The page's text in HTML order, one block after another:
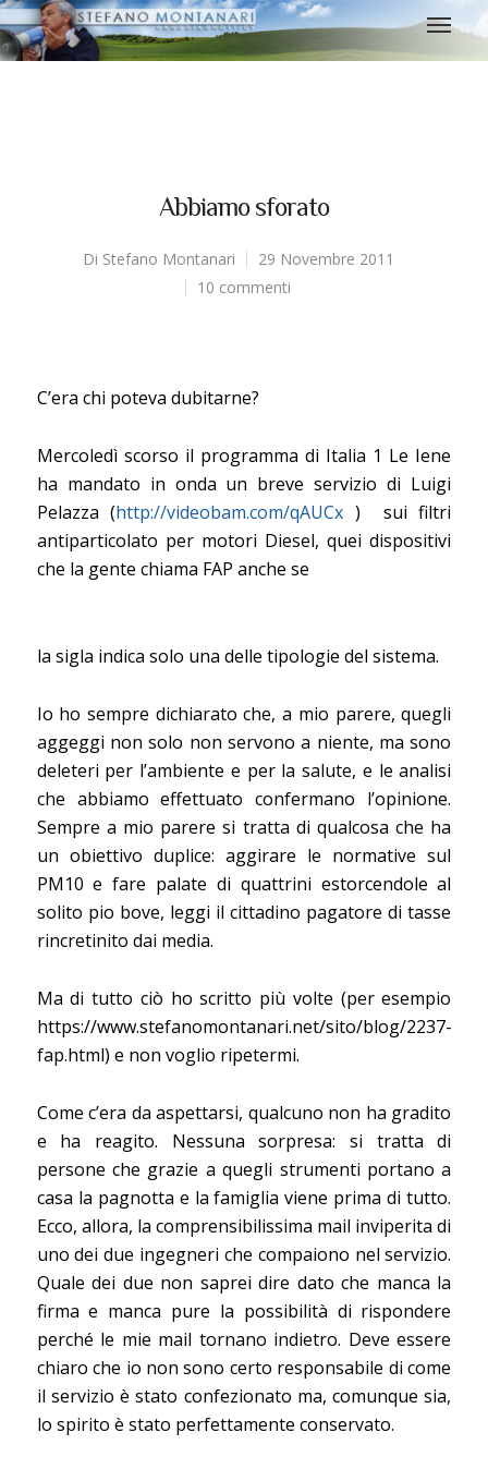
Abbiamo sforato
Di Stefano Montanari
29 Novembre 2011
10 commenti
C’era chi poteva dubitarne?
Mercoledì scorso il programma di Italia 1 Le Iene
ha mandato in onda un breve servizio di Luigi
Pelazza (http://videobam.com/qAUCx ) sui filtri
antiparticolato per motori Diesel, quei dispositivi
che la gente chiama FAP anche se
la sigla indica solo una delle tipologie del sistema.
Io ho sempre dichiarato che, a mio parere, quegli
aggeggi non solo non servono a niente, ma sono
deleteri per l’ambiente e per la salute, e le analisi
che abbiamo effettuato confermano l’opinione.
Sempre a mio parere si tratta di qualcosa che ha
un obiettivo duplice: aggirare le normative sul
PM10 e fare palate di quattrini estorcendole al
solito pio bove, leggi il cittadino pagatore di tasse
rincretinito dai media.
Ma di tutto ciò ho scritto più volte (per esempio
https://www.stefanomontanari.net/sito/blog/2237-
fap.html) e non voglio ripetermi.
Come c’era da aspettarsi, qualcuno non ha gradito
e ha reagito. Nessuna sorpresa: si tratta di
persone che grazie a quegli strumenti portano a
casa la pagnotta e la famiglia viene prima di tutto.
Ecco, allora, la comprensibilissima mail inviperita di
uno dei due ingegneri che compaiono nel servizio.
Quale dei due non saprei dire dato che manca la
firma e manca pure la possibilità di rispondere
perché le mie mail tornano indietro. Deve essere
chiaro che io non sono certo responsabile di come
il servizio è stato confezionato ma, comunque sia,
lo spirito è stato perfettamente conservato.